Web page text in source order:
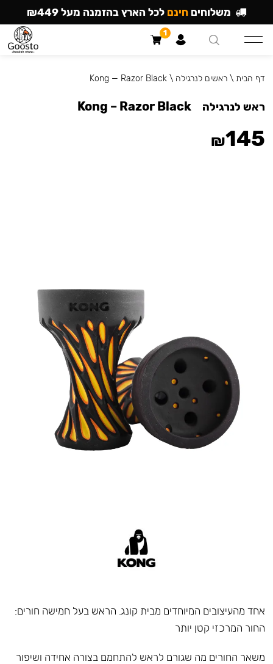
אחד מהעיצובים המיוחדים מבית קונג. הראש בעל חמישה חורים:
החור המרכזי קטן יותר
משאר החורים מה שגורם לראש להתחמם בצורה אחידה ושיפור
דף הבית \ראשים לנרגילה \
Kong — Razor Black
ראש לנרגילה Kong – Razor Black
₪145
משלוחים חינם לכל הארץ בהזמנה מעל ₪449
1